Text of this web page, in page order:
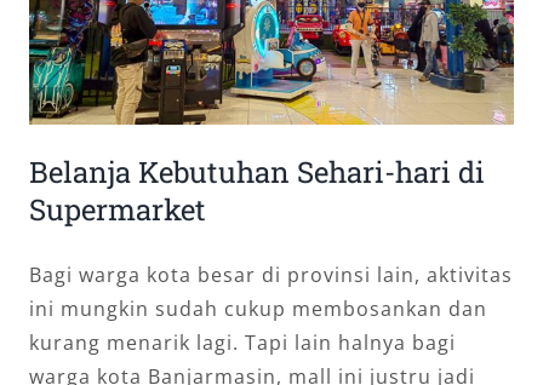
Belanja Kebutuhan Sehari-hari di
Supermarket
Bagi warga kota besar di provinsi lain, aktivitas
ini mungkin sudah cukup membosankan dan
kurang menarik lagi. Tapi lain halnya bagi
warga kota Banjarmasin, mall ini justru jadi